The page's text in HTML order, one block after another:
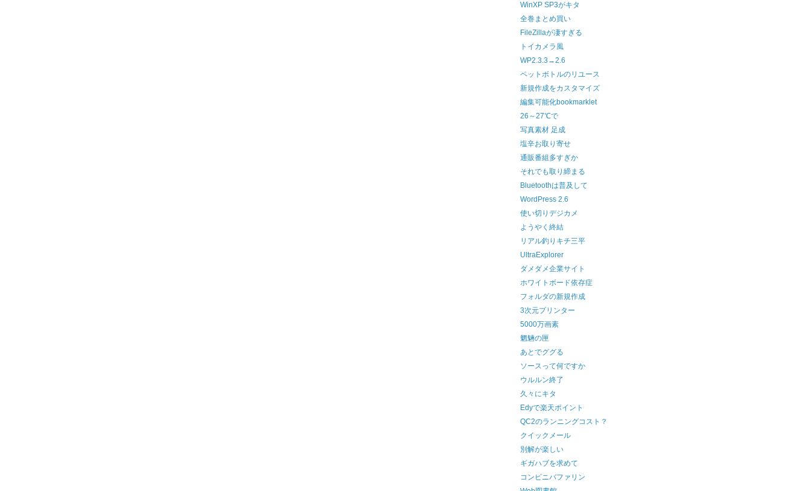
WinXP SP3がキタ
全巻まとめ買い
FileZillaが凄すぎる
トイカメラ風
WP2.3.3→2.6
ペットボトルのリユース
新規作成をカスタマイズ
編集可能化bookmarklet
26～27℃で
写真素材 足成
塩辛お取り寄せ
通販番組多すぎか
それでも取り締まる
Bluetoothは普及して
WordPress 2.6
使い切りデジカメ
ようやく終結
リアル釣りキチ三平
UltraExplorer
ダメダメ企業サイト
ホワイトボード依存症
フォルダの新規作成
3次元プリンター
5000万画素
魍魎の匣
あとでググる
ソースって何ですか
ウルルン終了
久々にキタ
Edyで楽天ポイント
QC2のランニングコスト？
クイックメール
別解が楽しい
ギガハブを求めて
コンビニバファリン